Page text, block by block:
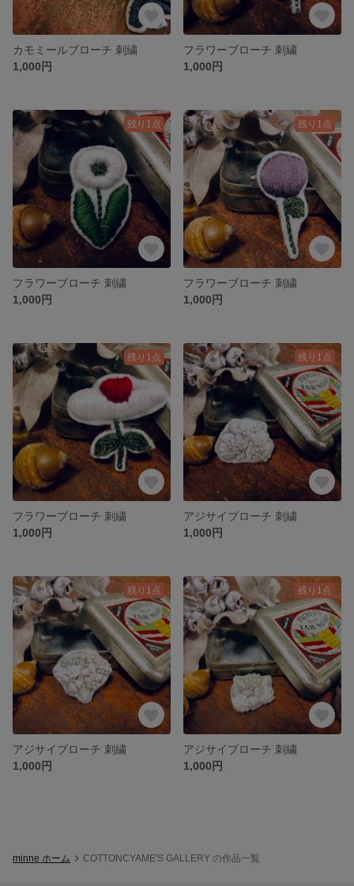
カモミールブローチ 刺繍
1,000円
フラワーブローチ 刺繍
1,000円
残り1点
フラワーブローチ 刺繍
1,000円
残り1点
フラワーブローチ 刺繍
1,000円
残り1点
フラワーブローチ 刺繍
1,000円
残り1点
アジサイブローチ 刺繍
1,000円
残り1点
アジサイブローチ 刺繍
1,000円
残り1点
アジサイブローチ 刺繍
1,000円
minne ホーム COTTONCYAME'S GALLERY の作品一覧